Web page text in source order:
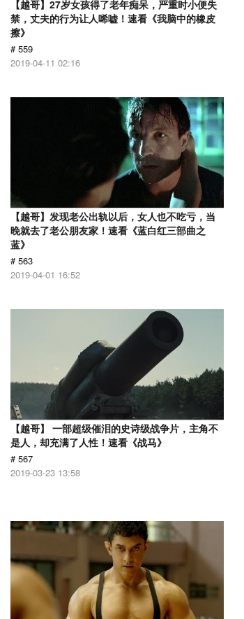
【越哥】27岁女孩得了老年痴呆，严重时小便失
禁，丈夫的行为让人唏嘘！速看《我脑中的橡皮
擦》
# 559
2019-04-11 02:16
【越哥】发现老公出轨以后，女人也不吃亏，当
晚就去了老公朋友家！速看《蓝白红三部曲之
蓝》
# 563
2019-04-01 16:52
【越哥】 一部超级催泪的史诗级战争片，主角不
是人，却充满了人性！速看《战马》
# 567
2019-03-23 13:58